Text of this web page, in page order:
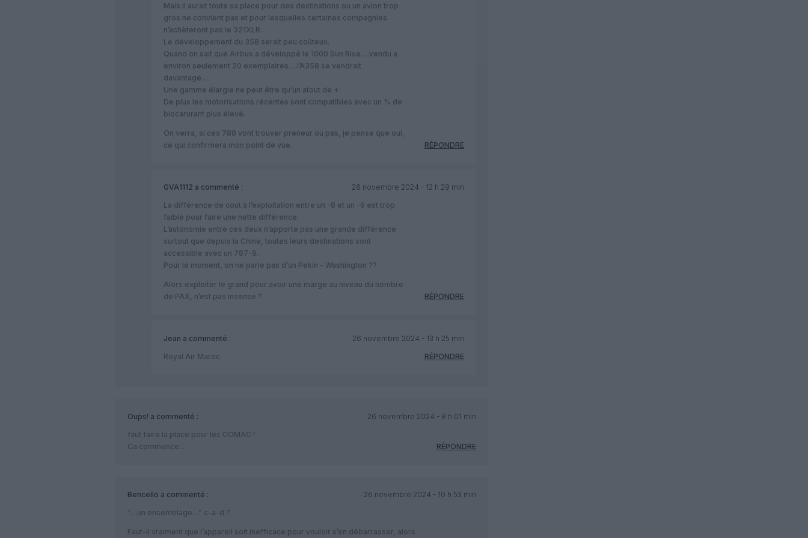
Mais il aurait toute sa place pour des destinations ou un avion trop
gros ne convient pas et pour lesquelles certaines compagnies
n’achèteront pas le 321XLR.
Le développement du 358 serait peu coûteux.
Quand on sait que Airbus a développé le 1000 Sun Rise….vendu a
environ seulement 20 exemplaires….l’A358 se vendrait
davantage….
Une gamme élargie ne peut être qu’un atout de +.
De plus les motorisations récentes sont compatibles avec un % de
biocarurant plus élevé.
On verra, si ces 788 vont trouver preneur ou pas, je pense que oui,
ce qui confirmera mon point de vue.
RÉPONDRE
GVA1112 a commenté :
26 novembre 2024 - 12 h 29 min
La différence de cout à l’exploitation entre un -8 et un -9 est trop
faible pour faire une nette différence.
L’autonomie entre ces deux n’apporte pas une grande différence
surtout que depuis la Chine, toutes leurs destinations sont
accessible avec un 787-9.
Pour le moment, on ne parle pas d’un Pekin – Washington ??
Alors exploiter le grand pour avoir une marge au niveau du nombre
de PAX, n’est pas insensé ?
RÉPONDRE
Jean a commenté :
26 novembre 2024 - 13 h 25 min
Royal Air Maroc
RÉPONDRE
Oups! a commenté :
26 novembre 2024 - 8 h 01 min
faut faire la place pour les COMAC !
Ca commence…
RÉPONDRE
Bencello a commenté :
26 novembre 2024 - 10 h 53 min
“…un ensemblage…” c-a-d ?
Faut-il vraiment que l’appareil soit inefficace pour vouloir s’en débarrasser, alors